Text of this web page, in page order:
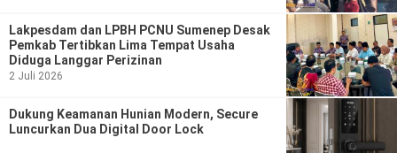
Lakpesdam dan LPBH PCNU Sumenep Desak
Pemkab Tertibkan Lima Tempat Usaha
Diduga Langgar Perizinan
2 Juli 2026
Dukung Keamanan Hunian Modern, Secure
Luncurkan Dua Digital Door Lock